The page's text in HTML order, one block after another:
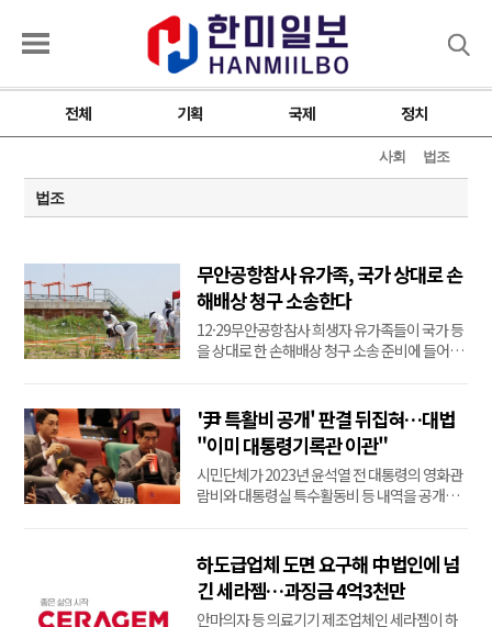
전체 기획 국제 정치
사회 법조
법조
무안공항참사 유가족, 국가 상대로 손
해배상 청구 소송한다
12·29무안공항참사 희생자 유가족들이 국가 등
을 상대로 한 손해배상 청구 소송 준비에 들어갔
난 6∼7월 서울 한 법무법인을 소송대리인으로
선임해 손해배상 청구 소송을 준비 중이라고 7일
밝혔다. 유가족협의회는 지난 4월 공정한 로펌
선...
'尹 특활비 공개' 판결 뒤집혀…대법
"이미 대통령기록관 이관"
시민단체가 2023년 윤석열 전 대통령의 영화관
람비와 대통령실 특수활동비 등 내역을 공개하
해당 정보가 이미 대통령기록관으로 넘어갔다
는 이유에서다.7일 법조계에 따르면 대법원 3부
(주심 노경필 대법관)는 지난 6월 한국납세자연
맹이 대통...
하도급업체 도면 요구해 中법인에 넘
긴 세라젬…과징금 4억3천만
안마의자 등 의료기기 제조업체인 세라젬이 하